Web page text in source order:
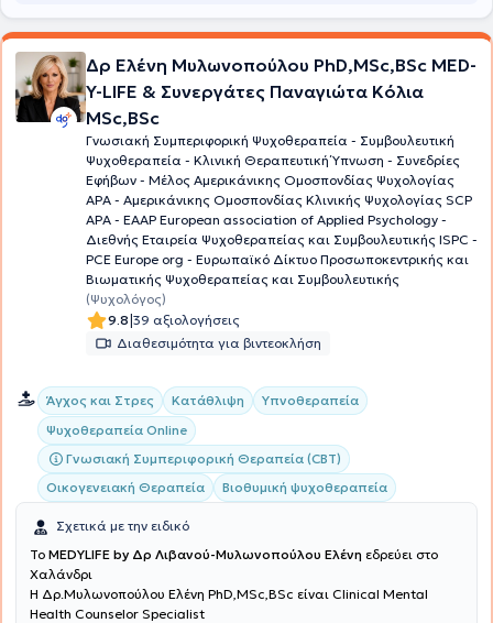
κάθε περίπτωση.Τέλος, οι συνεδρίες αφορούν ενήλικες, εφήβους,
νεαρούς ενήλικες, παιδιά, οικογένειες και ζευγάρια, καθώς και
πραγματοποιούνται στα ελληνικά και στα αγγλικά.
Δρ Ελένη Μυλωνοπούλου PhD,MSc,BSc MED-
Y-LIFE & Συνεργάτες Παναγιώτα Κόλια
MSc,BSc
Γνωσιακή Συμπεριφορική Ψυχοθεραπεία - Συμβουλευτική
Ψυχοθεραπεία - Κλινική Θεραπευτική Ύπνωση - Συνεδρίες
Εφήβων - Μέλος Aμερικάνικης Ομοσπονδίας Ψυχολογίας
ΑΡΑ - Αμερικάνικης Ομοσπονδίας Κλινικής Ψυχολογίας SCP
APA - EAAP European association of Applied Psychology -
Διεθνής Εταιρεία Ψυχοθεραπείας και Συμβουλευτικής ISPC -
PCE Europe org - Ευρωπαϊκό Δίκτυο Προσωποκεντρικής και
Βιωματικής Ψυχοθεραπείας και Συμβουλευτικής
(Ψυχολόγος)
9.8|39 αξιολογήσεις
Διαθεσιμότητα για βιντεοκλήση
Άγχος και Στρες Κατάθλιψη
Υπνοθεραπεία
Ψυχοθεραπεία Online
Γνωσιακή Συμπεριφορική Θεραπεία (CBT)
Οικογενειακή Θεραπεία
Βιοθυμική ψυχοθεραπεία
Σχετικά με την ειδικό
To MEDYLIFE by Δρ Λιβανού-Μυλωνοπούλου Ελένη εδρεύει στο
Χαλάνδρι
H Δρ.Μυλωνοπούλου Ελένη PhD,MSc,BSc είναι Clinical Mental
Health Counselor Specialist